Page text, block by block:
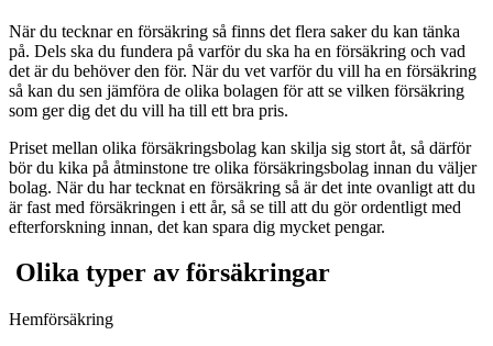
När du tecknar en försäkring så finns det flera saker du kan tänka
på. Dels ska du fundera på varför du ska ha en försäkring och vad
det är du behöver den för. När du vet varför du vill ha en försäkring
så kan du sen jämföra de olika bolagen för att se vilken försäkring
som ger dig det du vill ha till ett bra pris.
Priset mellan olika försäkringsbolag kan skilja sig stort åt, så därför
bör du kika på åtminstone tre olika försäkringsbolag innan du väljer
bolag. När du har tecknat en försäkring så är det inte ovanligt att du
är fast med försäkringen i ett år, så se till att du gör ordentligt med
efterforskning innan, det kan spara dig mycket pengar.
Olika typer av försäkringar
Hemförsäkring